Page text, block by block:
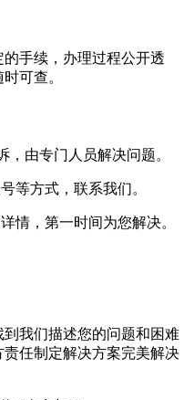
手续，办理过程公开透
可查。
，由专门人员解决问题。
等方式，联系我们。
情，第一时间为您解决。
到我们描述您的问题和困难
责任制定解决方案完美解决